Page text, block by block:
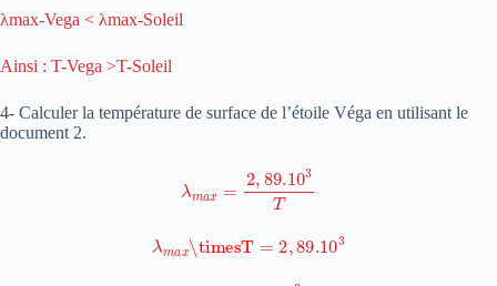
λmax-Vega < λmax-Soleil
Ainsi : T-Vega >T-Soleil
4- Calculer la température de surface de l’étoile Véga en utilisant le
document 2.
,89.10 3T
λ ax \timesT 2,89.10 3